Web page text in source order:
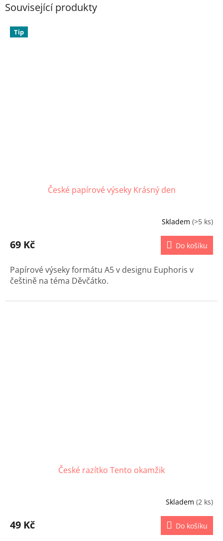
Související produkty
Tip
České papírové výseky Krásný den
Skladem (>5 ks)
69 Kč Do košíku
Papírové výseky formátu A5 v designu Euphoris v
češtině na téma Děvčátko.
České razítko Tento okamžik
Skladem (2 ks)
49 Kč Do košíku